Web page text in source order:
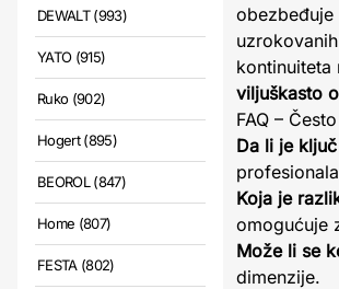
DEWALT (993)
YATO (915)
Ruko (902)
Hogert (895)
BEOROL (847)
Home (807)
FESTA (802)
obezbeđuje
kontinuiteta
viljuškasto
FAQ –
Da li je
Koja je
omogućuje
Može li se
dimenzije.